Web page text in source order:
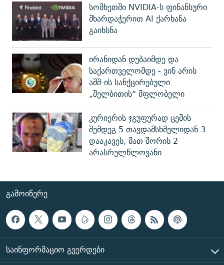
სომხეთში NVIDIA-ს ფინანსური
მხარდაჭერით AI ქარხანა
გაიხსნა
ირანიდან დუბაიმდე და
საქართველომდე - ვინ არის
აშშ-ის სანქცირებული
„შელბითის“ მფლობელი
კურიერის ჯგუფურად ცემის
შემდეგ 5 თავდამსხმელიდან 3
დააკავეს, მათ შორის 2
არასრულწლოვანი
ᲒᲐᲛᲝᲘᲬᲔᲠᲔ
ᲡᲐᲘᲜᲤᲝᲠᲛᲐᲪᲘᲝ ᲒᲕᲔᲠᲓᲔᲑᲘ